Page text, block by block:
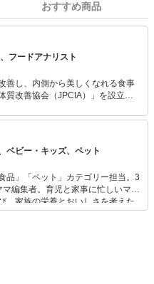
おすすめ商品
フードアナリスト
善し、内側から美しくなれる食事
質改善協会（JPCIA）」を設立。
善を目的とする食事指導を行う。
食にまつわる美容・健康情報や今
単ダイエット・体質改善メソッド
グランプリ受賞。
ベビー・キッズ、ペット
品」「ペット」カテゴリー担当。3
編集者。育児と家事に忙しいママ
、家族の栄養とおいしさを考えた
ックスタイムを楽しむためのスイ